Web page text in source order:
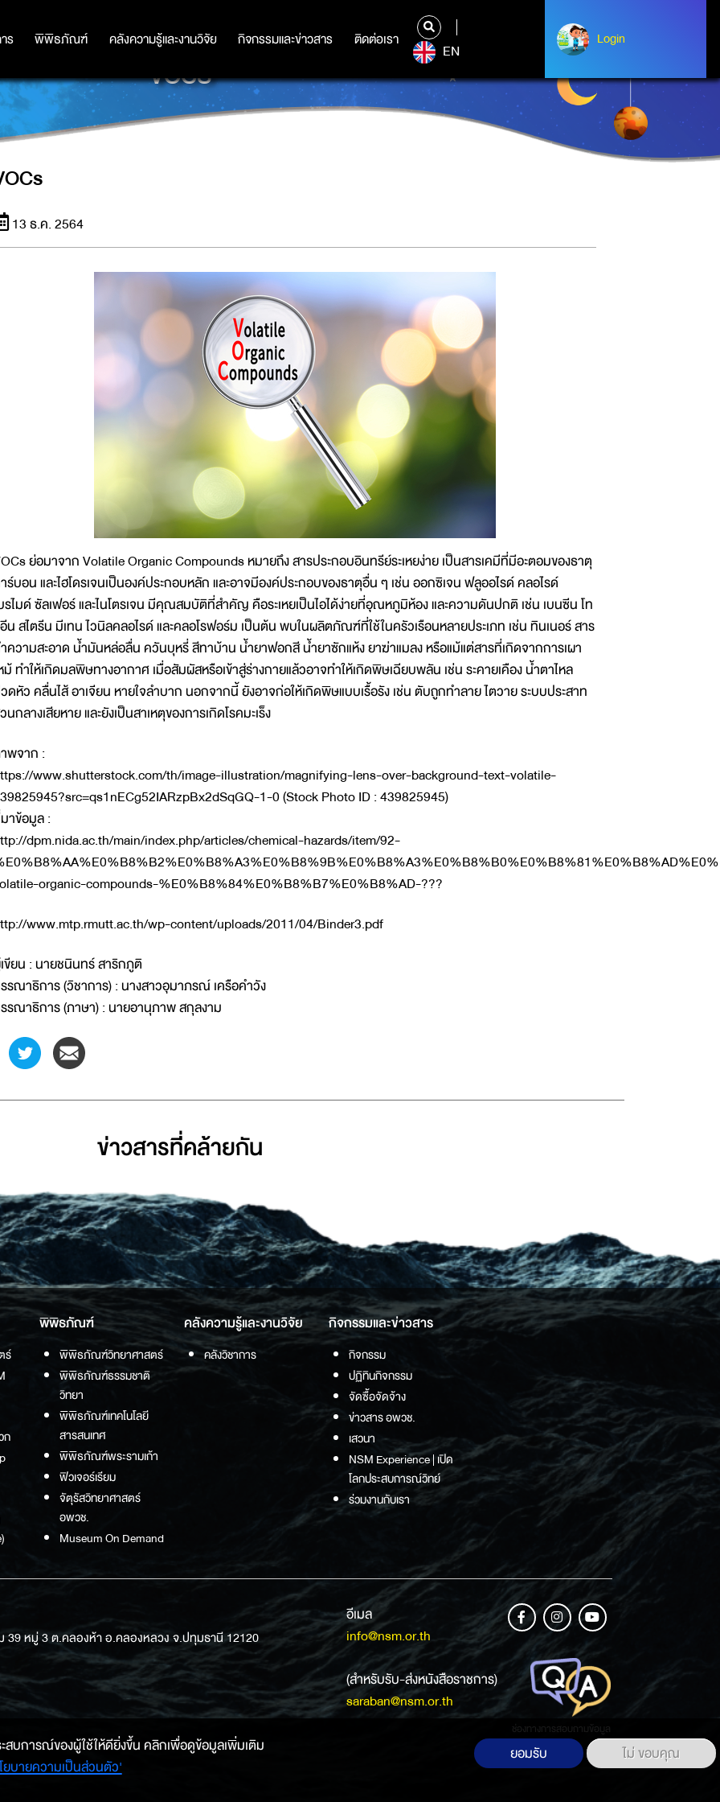
ร พิพิธภัณฑ์ คลังความรู้และงานวิจัย กิจกรรมและข่าวสาร ติดต่อเรา
ร พิพิธภัณฑ์ คลังความรู้และงานวิจัย กิจกรรมและข่าวสาร ติดต่อเรา
EN
Login
Login
VOCS
13 ธ.ค. 2564
ย่อมาจาก Volatile Organic Compounds หมายถึง สารประกอบอินทรีย์ระเหยง่าย เป็นสารเคมีที่มีอะตอมของธาตุ
ร์บอน และไฮโดรเจนเป็นองค์ประกอบหลัก และอาจมีองค์ประกอบของธาตุอื่น ๆ เช่น ออกซิเจน ฟลูออไรด์ คลอไรด์
รไมด์ ซัลเฟอร์ และไนโตรเจน มีคุณสมบัติที่สำคัญ คือระเหยเป็นไอได้ง่ายที่อุณหภูมิห้อง และความดันปกติ เช่น เบนซีน โท
น สไตรีน มีเทน ไวนิลคลอไรด์ และคลอโรฟอร์ม เป็นต้น พบในผลิตภัณฑ์ที่ใช้ในครัวเรือนหลายประเภท เช่น ทินเนอร์ สาร
ความสะอาด น้ำมันหล่อลื่น ควันบุหรี่ สีทาบ้าน น้ำยาฟอกสี น้ำยาซักแห้ง ยาฆ่าแมลง หรือแม้แต่สารที่เกิดจากการเผา
ม้ ทำให้เกิดมลพิษทางอากาศ เมื่อสัมผัสหรือเข้าสู่ร่างกายแล้วอาจทำให้เกิดพิษเฉียบพลัน เช่น ระคายเคือง น้ำตาไหล
ดหัว คลื่นไส้ อาเจียน หายใจลำบาก นอกจากนี้ ยังอาจก่อให้เกิดพิษแบบเรื้อรัง เช่น ตับถูกทำลาย ไตวาย ระบบประสาท
นกลางเสียหาย และยังเป็นสาเหตุของการเกิดโรคมะเร็ง
พจาก :
www.shutterstock.com/th/image-illustration/magnifying-lens-over-background-text-volatile-
1-0 (Stock Photo ID : 439825945)
าข้อมูล :
dpm.nida.ac.th/main/index.php/articles/chemical-hazards/item/92-
organic-compounds-%E0%B8%84%E0%B8%B7%E0%B8%AD-???
www.mtp.rmutt.ac.th/wp-content/uploads/2011/04/Binder3.pdf
ขียน : นายชนินทร์ สาริกภูติ
รณาธิการ (วิชาการ) : นางสาวอุมาภรณ์ เครือคำวัง
รณาธิการ (ภาษา) : นายอานุภาพ สกุลงาม
ข่าวสารที่่คล้ายกัน
ร์
ก
พิพิธภัณฑ์
พิพิธภัณฑ์วิทยาศาสตร์
พิพิธภัณฑ์ธรรมชาติ
วิทยา
พิพิธภัณฑ์เทคโนโลยี
สารสนเทศ
พิพิธภัณฑ์พระรามเก้า
ฟิวเจอร์เรียม
จัตุรัสวิทยาศาสตร์
อพวช.
Museum On Demand
คลังความรู้และงานวิจัย
คลังวิชาการ
กิจกรรมและข่าวสาร
กิจกรรม
ปฏิทินกิจกรรม
จัดซื้อจัดจ้าง
ข่าวสาร อพวช.
เสวนา
NSM Experience | เปิด
โลกประสบการณ์วิทย์
ร่วมงานกับเรา
39 หมู่ 3 ต.คลองห้า อ.คลองหลวง จ.ปทุมธานี 12120
อีเมล
info@nsm.or.th
(สำหรับรับ-ส่งหนังสือราชการ)
saraban@nsm.or.th
ช่องทางการสอบถามข้อมูล
สบการณ์ของผู้ใช้ให้ดียิ่งขึ้น คลิกเพื่อดูข้อมูลเพิ่มเติม
ยบายความเป็นส่วนตัว'
ยอมรับ ไม่ ขอบคุณ